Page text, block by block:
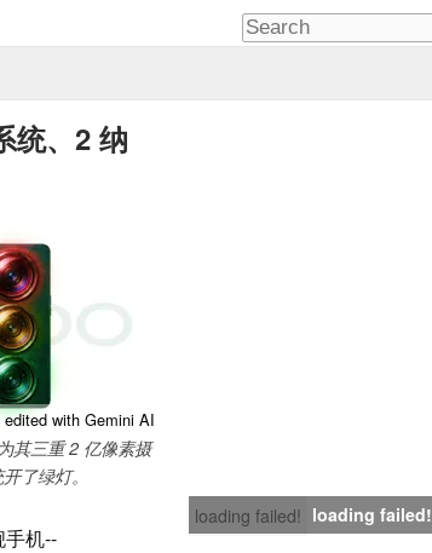
统、2 纳
with Gemini AI
其三重 2 亿像素摄
了绿灯。
loading failed! loading failed!
机--